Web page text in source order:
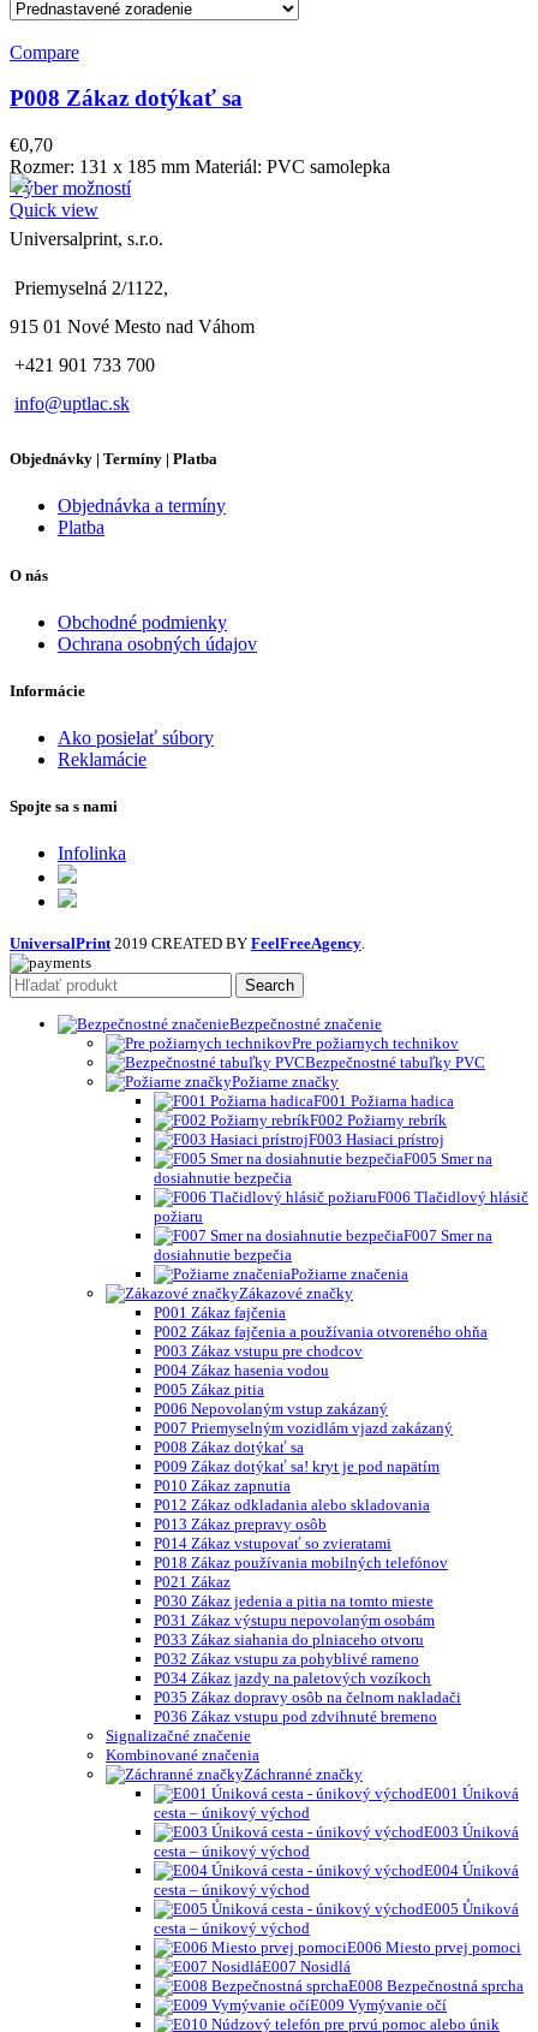
Compare
P008 Zákaz dotýkať sa
€0,70
Rozmer: 131 x 185 mm Materiál: PVC samolepka
Výber možností
Quick view
Universalprint, s.r.o.
Priemyselná 2/1122,
915 01 Nové Mesto nad Váhom
+421 901 733 700
info@uptlac.sk
Objednávky | Termíny | Platba
Objednávka a termíny
Platba
O nás
Obchodné podmienky
Ochrana osobných údajov
Informácie
Ako posielať súbory
Reklamácie
Spojte sa s nami
Infolinka
UniversalPrint 2019 CREATED BY FeelFreeAgency.
Search
Bezpečnostné značenie
Pre požiarnych technikov
Bezpečnostné tabuľky PVC
Požiarne značky
F001 Požiarna hadica
F002 Požiarny rebrík
F003 Hasiaci prístroj
F005 Smer na
dosiahnutie bezpečia
F006 Tlačidlový hlásič
požiaru
F007 Smer na
dosiahnutie bezpečia
Požiarne značenia
Zákazové značky
P001 Zákaz fajčenia
P002 Zákaz fajčenia a používania otvoreného ohňa
P003 Zákaz vstupu pre chodcov
P004 Zákaz hasenia vodou
P005 Zákaz pitia
P006 Nepovolaným vstup zakázaný
P007 Priemyselným vozidlám vjazd zakázaný
P008 Zákaz dotýkať sa
P009 Zákaz dotýkať sa! kryt je pod napätím
P010 Zákaz zapnutia
P012 Zákaz odkladania alebo skladovania
P013 Zákaz prepravy osôb
P014 Zákaz vstupovať so zvieratami
P018 Zákaz používania mobilných telefónov
P021 Zákaz
P030 Zákaz jedenia a pitia na tomto mieste
P031 Zákaz výstupu nepovolaným osobám
P033 Zákaz siahania do plniaceho otvoru
P032 Zákaz vstupu za pohyblivé rameno
P034 Zákaz jazdy na paletových vozíkoch
P035 Zákaz dopravy osôb na čelnom nakladači
P036 Zákaz vstupu pod zdvihnuté bremeno
Signalizačné značenie
Kombinované značenia
Záchranné značky
E001 Úniková
cesta – únikový východ
E003 Úniková
cesta – únikový východ
E004 Úniková
cesta – únikový východ
E005 Ůniková
cesta – únikový východ
E006 Miesto prvej pomoci
E007 Nosidlá
E008 Bezpečnostná sprcha
E009 Vymývanie očí